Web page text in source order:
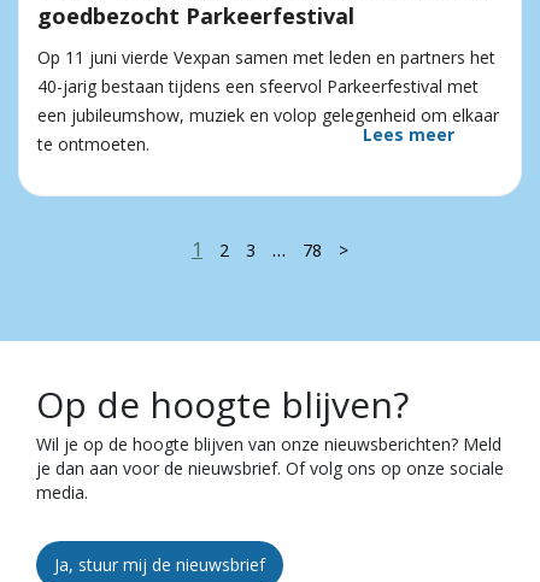
goedbezocht Parkeerfestival
Op 11 juni vierde Vexpan samen met leden en partners het
40-jarig bestaan tijdens een sfeervol Parkeerfestival met
een jubileumshow, muziek en volop gelegenheid om elkaar
te ontmoeten.
Lees meer
1 2 3 … 78 >
Op de hoogte blijven?
Wil je op de hoogte blijven van onze nieuwsberichten? Meld
je dan aan voor de nieuwsbrief. Of volg ons op onze sociale
media.
Ja, stuur mij de nieuwsbrief